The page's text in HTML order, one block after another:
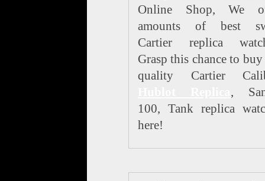
Online Shop, We
amounts of best
Cartier replica
Grasp this chance to
quality Cartier
,
100, Tank replica
here!